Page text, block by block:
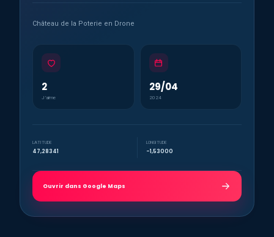
Château de la Poterie en Drone
2
J’aime
29/04
2024
LATITUDE
47,28341
LONGITUDE
-1,53000
Ouvrir dans Google Maps